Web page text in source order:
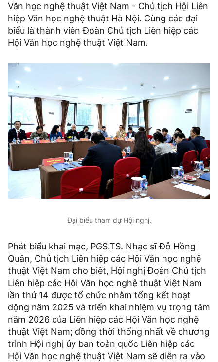
Văn học nghệ thuật Việt Nam - Chủ tịch Hội Liên
hiệp Văn học nghệ thuật Hà Nội. Cùng các đại
biểu là thành viên Đoàn Chủ tịch Liên hiệp các
Hội Văn học nghệ thuật Việt Nam.
Đại biểu tham dự Hội nghị.
Phát biểu khai mạc, PGS.TS. Nhạc sĩ Đỗ Hồng
Quân, Chủ tịch Liên hiệp các Hội Văn học nghệ
thuật Việt Nam cho biết, Hội nghị Đoàn Chủ tịch
Liên hiệp các Hội Văn học nghệ thuật Việt Nam
lần thứ 14 được tổ chức nhằm tổng kết hoạt
động năm 2025 và triển khai nhiệm vụ trọng tâm
năm 2026 của Liên hiệp các Hội Văn học nghệ
thuật Việt Nam; đồng thời thống nhất về chương
trình Hội nghị ủy ban toàn quốc Liên hiệp các
Hội Văn học nghệ thuật Việt Nam sẽ diễn ra vào